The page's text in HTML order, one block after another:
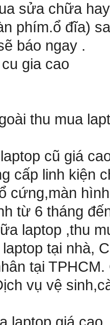
sửa chữa
phím.ổ đĩa)
báo ngay .
gia cao
thu mua
cũ giá
cấp linh kiện
cứng,màn
từ 6 tháng
laptop ,thu
tại nhà,
tại
vụ vệ